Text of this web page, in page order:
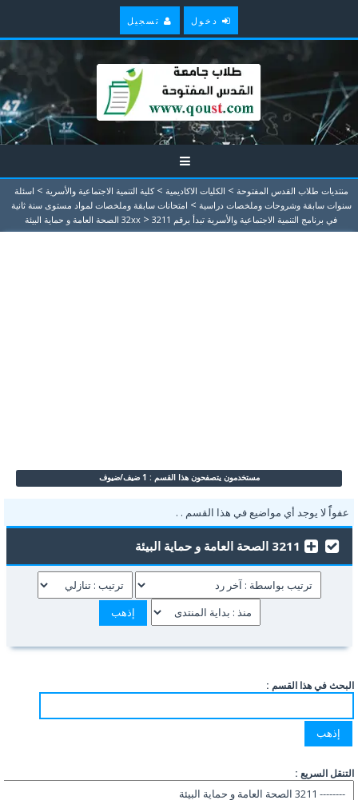
دخول تسجيل
منتديات طلاب القدس المفتوحة > الكليات الاكاديمية > كلية التنمية الاجتماعية والأسرية > اسئلة
سنوات سابقة وشروحات وملخصات دراسية > امتحانات سابقة وملخصات لمواد مستوى سنة ثانية
في برنامج التنمية الاجتماعية والأسرية تبدأ برقم 32xx
> 3211 الصحة العامة و حماية البيئة
مستخدمون يتصفحون هذا القسم : 1 ضيف/ضيوف
عفواًً لا يوجد أي مواضيع في هذا القسم . .
3211 الصحة العامة و حماية البيئة
البحث في هذا القسم :
التنقل السريع :